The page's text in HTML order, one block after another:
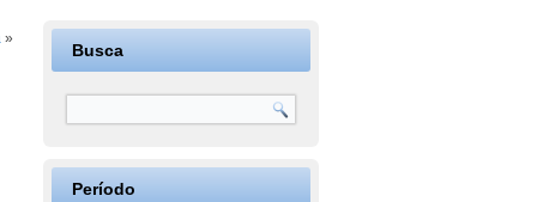
»
Busca
Período